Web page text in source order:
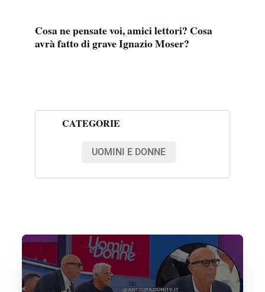
Cosa ne pensate voi, amici lettori? Cosa
avrà fatto di graveIgnazio Moser?
CATEGORIE
UOMINI E DONNE